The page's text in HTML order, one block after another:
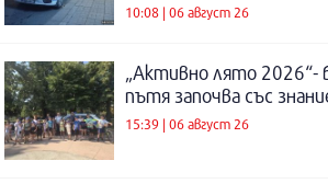
10:08 | 06 август 26
„Активно лято 2026“-
пътя започва със
15:39 | 06 август 26